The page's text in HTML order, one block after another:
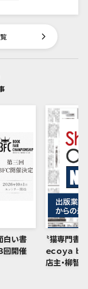
白い書
回開催
〝猫専門書
ｅｃｏｙａ ｂ
店主・柳智